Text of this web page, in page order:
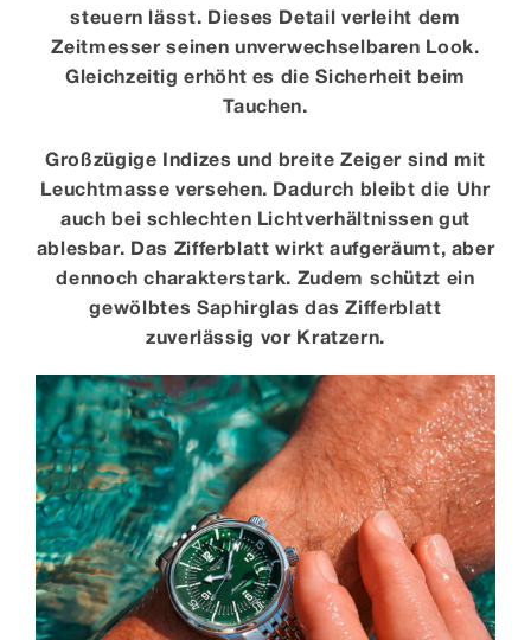
steuern lässt. Dieses Detail verleiht dem
Zeitmesser seinen unverwechselbaren Look.
Gleichzeitig erhöht es die Sicherheit beim
Tauchen.
Großzügige Indizes und breite Zeiger sind mit
Leuchtmasse versehen. Dadurch bleibt die Uhr
auch bei schlechten Lichtverhältnissen gut
ablesbar. Das Zifferblatt wirkt aufgeräumt, aber
dennoch charakterstark. Zudem schützt ein
gewölbtes Saphirglas das Zifferblatt
zuverlässig vor Kratzern.